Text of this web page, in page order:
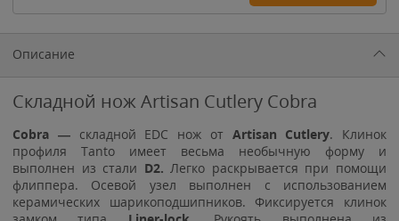
1 900₽1 900₽
Описание
Складной нож Artisan Cutlery Cobra
Cobra — складной EDC нож от Artisan Cutlery. Клинок
профиля Tanto имеет весьма необычную форму и
выполнен из стали D2.Легко раскрывается при помощи
флиппера. Осевой узел выполнен с использованием
керамических шарикоподшипников. Фиксируется клинок